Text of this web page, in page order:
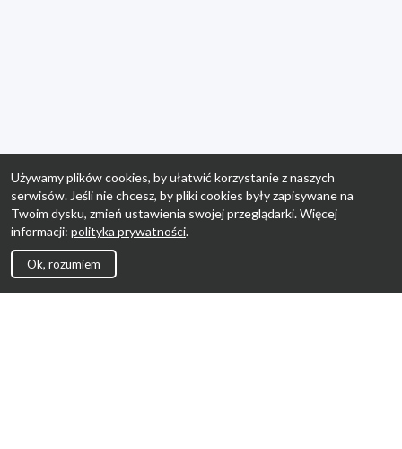
Używamy plików cookies, by ułatwić korzystanie z naszych
serwisów. Jeśli nie chcesz, by pliki cookies były zapisywane na
Twoim dysku, zmień ustawienia swojej przeglądarki. Więcej
informacji: polityka prywatności.
Ok, rozumiem